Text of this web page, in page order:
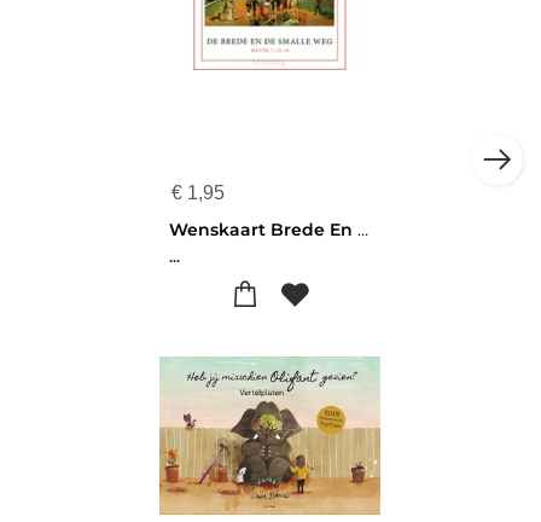
€ 1,95
Wenskaart Brede En De Smalle Weg
...